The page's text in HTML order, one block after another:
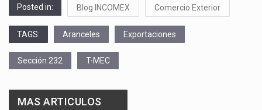
Posted in: Blog INCOMEX Comercio Exterior
TAGS: Aranceles Exportaciones
Sección 232 T-MEC
MAS ARTICULOS